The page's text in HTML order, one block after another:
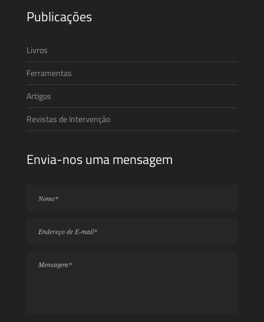
Publicações
Livros
Ferramentas
Artigos
Revistas de Intervenção
Envia-nos uma mensagem